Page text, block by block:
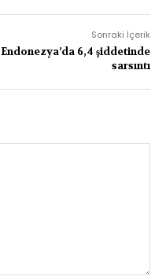
Sonraki İçerik
Endonezya’da 6,4 şiddetinde
sarsıntı